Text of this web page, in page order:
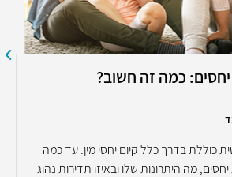
כמה זה חשוב?
כוללת בדרך כלל קיום יחסי מין. עד כמה
מה היתרונות שלו ובאיזו תדירות נהוג